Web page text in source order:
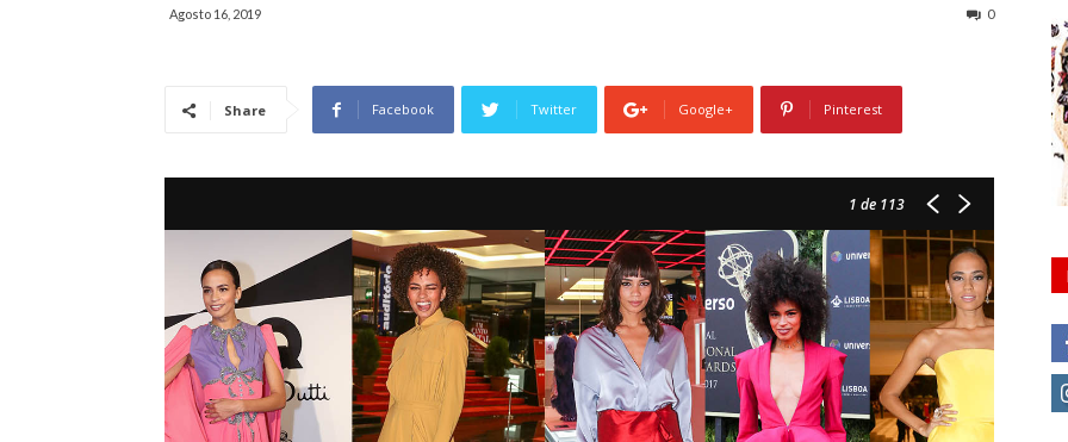
Agosto 16, 2019 0
Share Facebook Twitter Google+ Pinterest
1 de 113